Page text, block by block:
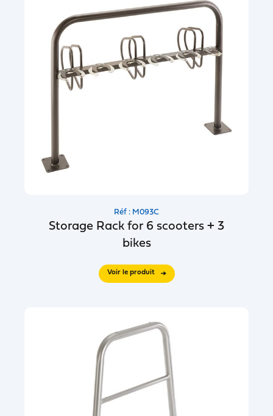
Réf : M093C
Storage Rack for 6 scooters + 3
bikes
Voir le produit